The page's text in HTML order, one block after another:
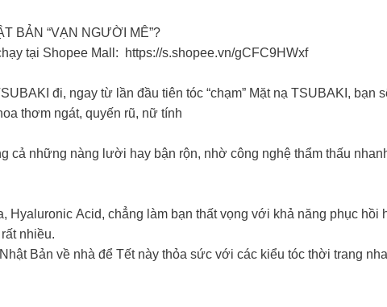
BẢN “VẠN NGƯỜI MÊ”?
tại Shopee Mall: https://s.shopee.vn/gCFC9HWxf
đi, ngay từ lần đầu tiên tóc “chạm” Mặt nạ TSUBAKI, bạn
thơm ngát, quyến rũ, nữ tính
cả những nàng lười hay bận rộn, nhờ công nghệ thẩm thấu
Hyaluronic Acid, chẳng làm bạn thất vọng với khả năng phục
nhiều.
Bản về nhà để Tết này thỏa sức với các kiểu tóc thời trang